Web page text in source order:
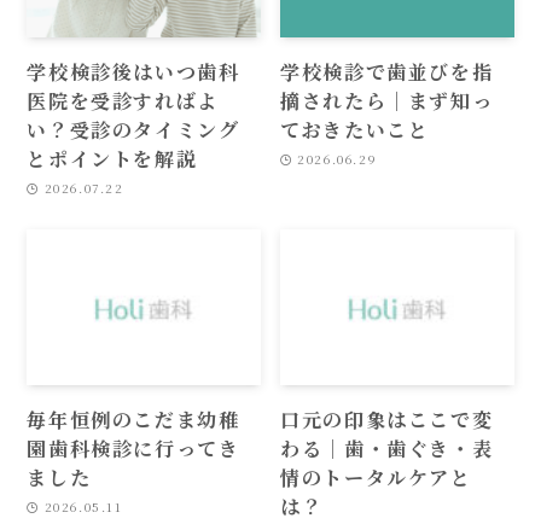
学校検診後はいつ歯科
医院を受診すればよ
い？受診のタイミング
とポイントを解説
2026.07.22
学校検診で歯並びを指
摘されたら｜まず知っ
ておきたいこと
2026.06.29
毎年恒例のこだま幼稚
園歯科検診に行ってき
ました
2026.05.11
口元の印象はここで変
わる｜歯・歯ぐき・表
情のトータルケアと
は？